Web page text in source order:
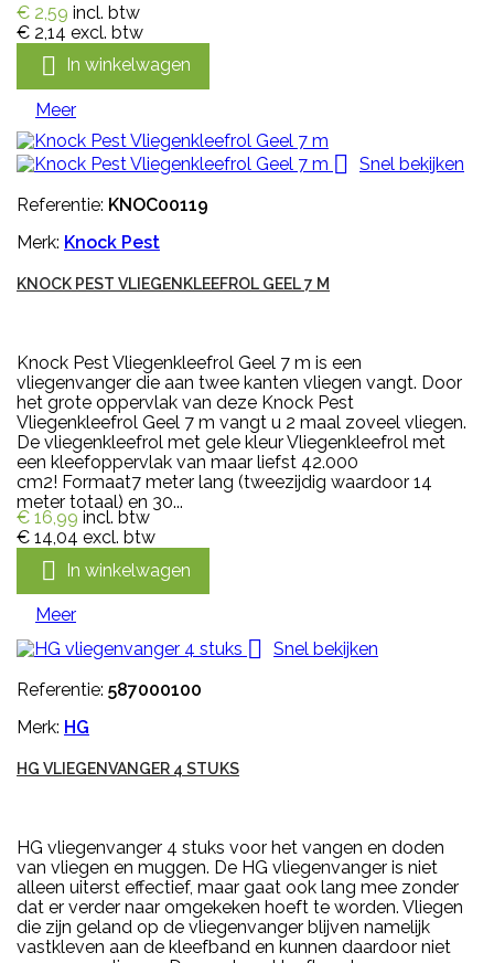
€ 2,59 incl. btw
€ 2,14 excl. btw
 In winkelwagen
Meer

Snel bekijken
Referentie: KNOC00119
Merk: Knock Pest
KNOCK PEST VLIEGENKLEEFROL GEEL 7 M
Knock Pest Vliegenkleefrol Geel 7 m is een
vliegenvanger die aan twee kanten vliegen vangt. Door
het grote oppervlak van deze Knock Pest
Vliegenkleefrol Geel 7 m vangt u 2 maal zoveel vliegen.
De vliegenkleefrol met gele kleur Vliegenkleefrol met
een kleefoppervlak van maar liefst 42.000
cm2! Formaat7 meter lang (tweezijdig waardoor 14
meter totaal) en 30...
€ 16,99 incl. btw
€ 14,04 excl. btw
 In winkelwagen
Meer

Snel bekijken
Referentie: 587000100
Merk: HG
HG VLIEGENVANGER 4 STUKS
HG vliegenvanger 4 stuks voor het vangen en doden
van vliegen en muggen. De HG vliegenvanger is niet
alleen uiterst effectief, maar gaat ook lang mee zonder
dat er verder naar omgekeken hoeft te worden. Vliegen
die zijn geland op de vliegenvanger blijven namelijk
vastkleven aan de kleefband en kunnen daardoor niet